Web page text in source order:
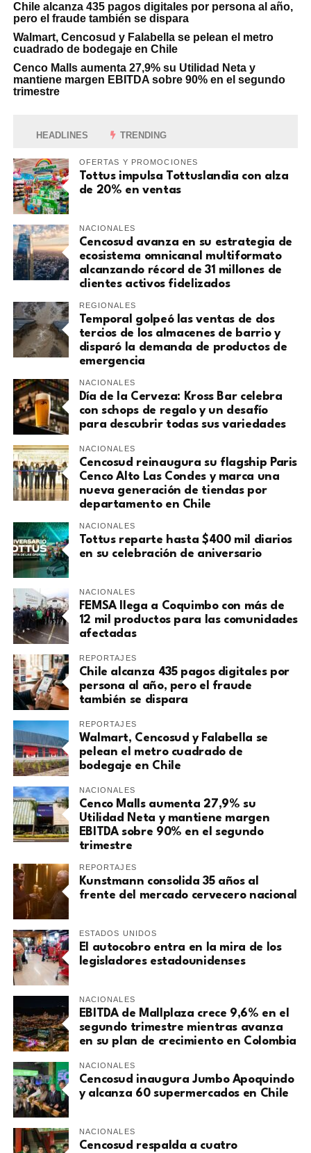
Chile alcanza 435 pagos digitales por persona al año,
pero el fraude también se dispara
Walmart, Cencosud y Falabella se pelean el metro
cuadrado de bodegaje en Chile
Cenco Malls aumenta 27,9% su Utilidad Neta y
mantiene margen EBITDA sobre 90% en el segundo
trimestre
HEADLINES TRENDING
OFERTAS Y PROMOCIONES
Tottus impulsa Tottuslandia con alza
de 20% en ventas
NACIONALES
Cencosud avanza en su estrategia de
ecosistema omnicanal multiformato
alcanzando récord de 31 millones de
clientes activos fidelizados
REGIONALES
Temporal golpeó las ventas de dos
tercios de los almacenes de barrio y
disparó la demanda de productos de
emergencia
NACIONALES
Día de la Cerveza: Kross Bar celebra
con schops de regalo y un desafío
para descubrir todas sus variedades
NACIONALES
Cencosud reinaugura su flagship Paris
Cenco Alto Las Condes y marca una
nueva generación de tiendas por
departamento en Chile
NACIONALES
Tottus reparte hasta $400 mil diarios
en su celebración de aniversario
NACIONALES
FEMSA llega a Coquimbo con más de
12 mil productos para las comunidades
afectadas
REPORTAJES
Chile alcanza 435 pagos digitales por
persona al año, pero el fraude
también se dispara
REPORTAJES
Walmart, Cencosud y Falabella se
pelean el metro cuadrado de
bodegaje en Chile
NACIONALES
Cenco Malls aumenta 27,9% su
Utilidad Neta y mantiene margen
EBITDA sobre 90% en el segundo
trimestre
REPORTAJES
Kunstmann consolida 35 años al
frente del mercado cervecero nacional
ESTADOS UNIDOS
El autocobro entra en la mira de los
legisladores estadounidenses
NACIONALES
EBITDA de Mallplaza crece 9,6% en el
segundo trimestre mientras avanza
en su plan de crecimiento en Colombia
NACIONALES
Cencosud inaugura Jumbo Apoquindo
y alcanza 60 supermercados en Chile
NACIONALES
Cencosud respalda a cuatro